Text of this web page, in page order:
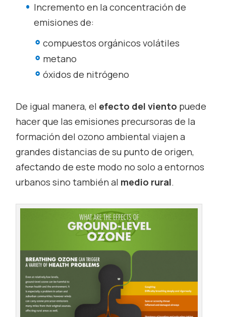
Incremento en la concentración de
emisiones de:
compuestos orgánicos volátiles
metano
óxidos de nitrógeno
De igual manera, el efecto del viento puede
hacer que las emisiones precursoras de la
formación del ozono ambiental viajen a
grandes distancias de su punto de origen,
afectando de este modo no solo a entornos
urbanos sino también al medio rural.